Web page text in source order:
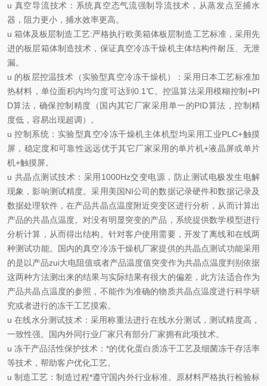
u 真空导流技术：系统真空态气流强制导流技术，从蒸发点至捕水
器，阻力更小，捕水效率更高。
u箱体及板层制造工艺:严格执行欧美箱体板层制造工艺标准，采用先
进的板层箱体制造技术，保证真空冷冻干燥机主体结构件耐压、无泄
漏。
u 的板层控温技术（实验型真空冷冻干燥机）：采用日本工艺标准加
热材料，单位面积内均匀度可达到0.1℃。控温算法采用模糊控制+PI
D算法，确保控制精度（国内其它厂家采用单一的PID算法，控制精
度低，容易出现超调）。
u控制系统：实验型真空冷冻干燥机主体机型均采用工业PLC+触摸
屏，稳定度和可靠性远远优于其它厂家采用的单片机+液晶屏或单片
机+触摸屏。
u 共晶点测试技术：采用 1000Hz交变电源，防止测试电极发生电解
现象，影响测试精度。采用美国NI公司的数据记录硬件和数据记录及
数据处理软件，在产品共晶点温度附近突变区进行分析，从而计算出
产品的共晶点温度。对没有明显突变的产品，系统提供数学模型进行
分析计算，从而得出结构。针对客户使用需要，开发了离线和在线两
种测试功能。国内的真空冷冻干燥机厂家提供的共晶点测试功能采用
的是以产品zui大电阻值或者产品温度值突变作为共晶点温度判别依据
这两种方法测出来的结果与实际结果有很大的偏差，此方法适合作为
产品共晶点温度的参照，不能作为准确的物质共晶点温度进行科学研
究或者进行的冻干工艺摸索。
u在线水分测试技术：采用称重法进行在线水分测试，测试精度高，
一致性强。国内外同行业厂家只有部分厂家拥有此项技术。
u冻干产品活性保护技术：*的优化蛋白质冻干工艺及细菌冻干存活率
等技术，帮助客户优化工艺。
u制造工艺：制造过程*遵守国内外行业标准。原材料严格执行检验标